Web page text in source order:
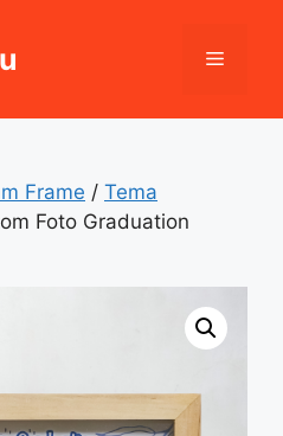
Menu
Frame / Tema
Foto Graduation